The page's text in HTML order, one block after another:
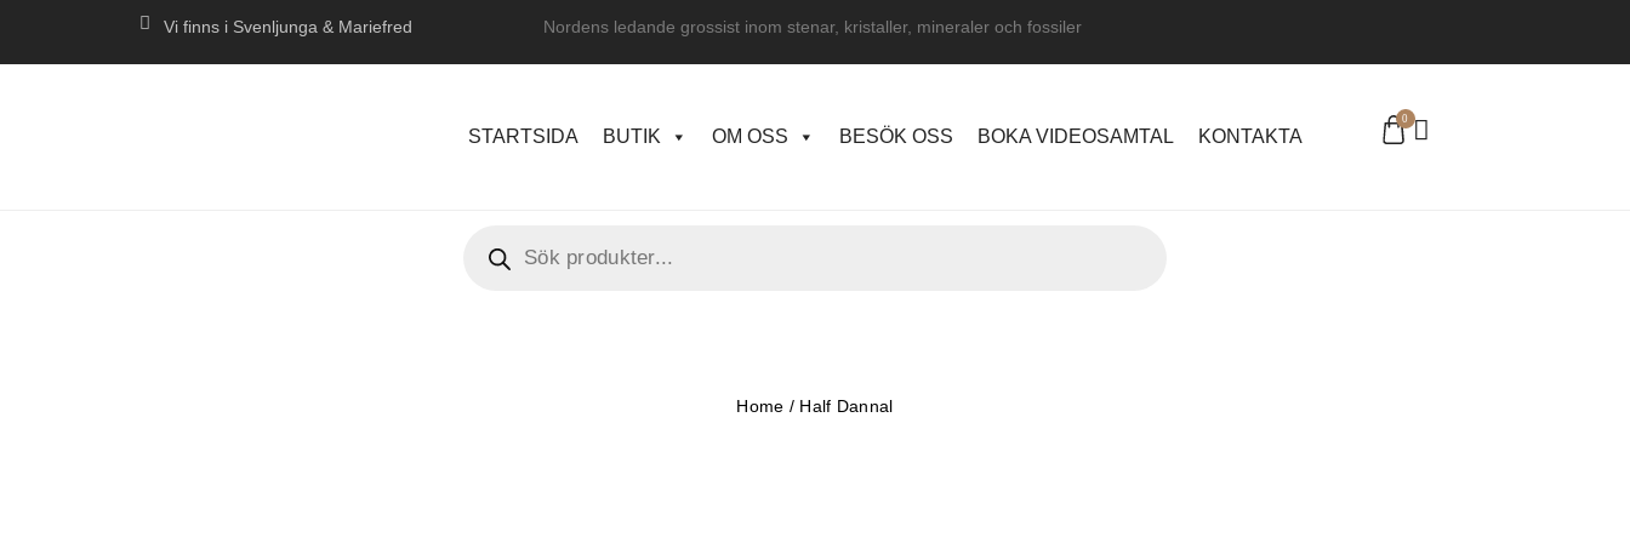
Vi finns i Svenljunga & Mariefred Nordens ledande grossist inom stenar, kristaller, mineraler och fossiler
STARTSIDA BUTIK OM OSS BESÖK OSS BOKA VIDEOSAMTAL KONTAKTA
0
Home / Half Dannal